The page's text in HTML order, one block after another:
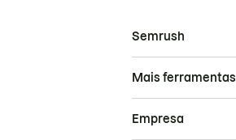
Semrush
Mais ferramentas
Empresa